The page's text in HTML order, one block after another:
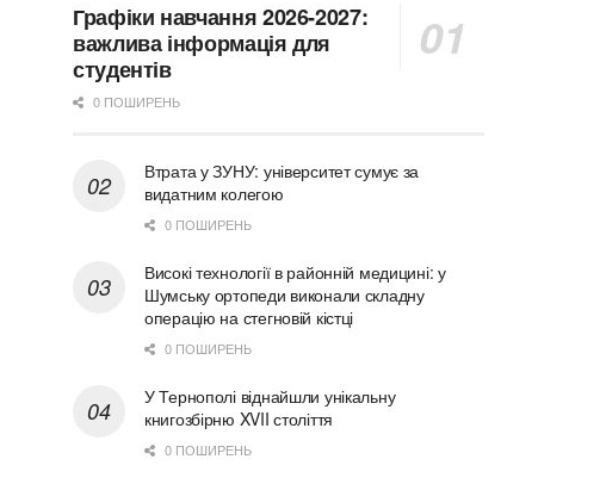
Графіки навчання 2026-2027:
важлива інформація для
студентів
0 ПОШИРЕНЬ
Втрата у ЗУНУ: університет сумує за
видатним колегою
0 ПОШИРЕНЬ
Високі технології в районній медицині: у
Шумську ортопеди виконали складну
операцію на стегновій кістці
0 ПОШИРЕНЬ
У Тернополі віднайшли унікальну
книгозбірню XVII століття
0 ПОШИРЕНЬ